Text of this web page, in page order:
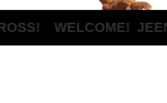
WELCOME!